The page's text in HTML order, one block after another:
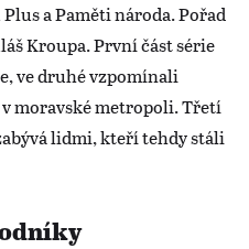
a Paměti národa. Pořad
Kroupa. První část série
ve druhé vzpomínali
moravské metropoli. Třetí
lidmi, kteří tehdy stáli